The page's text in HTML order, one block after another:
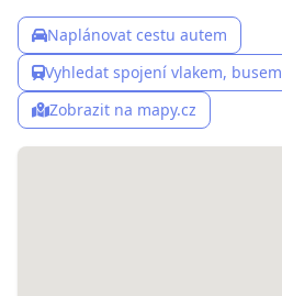
Naplánovat cestu autem
Vyhledat spojení vlakem, busem
Zobrazit na mapy.cz